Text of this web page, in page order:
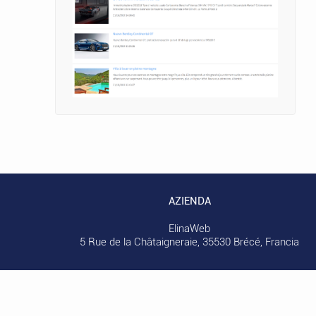
AZIENDA
ElinaWeb
5 Rue de la Châtaigneraie, 35530 Brécé, Francia